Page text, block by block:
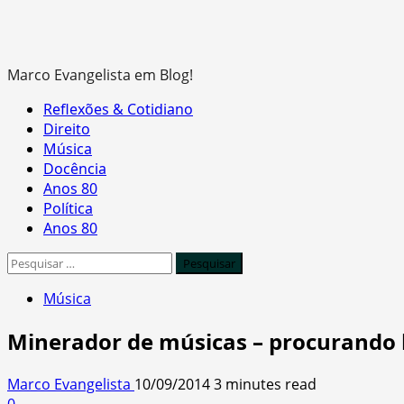
Marco Evangelista em Blog!
Primary
Menu
Reflexões & Cotidiano
Direito
Música
Docência
Anos 80
Política
Anos 80
Pesquisar
Música
Minerador de músicas – procurando
Marco Evangelista 10/09/20143 minutes read